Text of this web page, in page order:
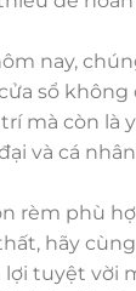
nay,
sổ
mà còn là
và cá
rèm phù
hãy
tuyệt vời